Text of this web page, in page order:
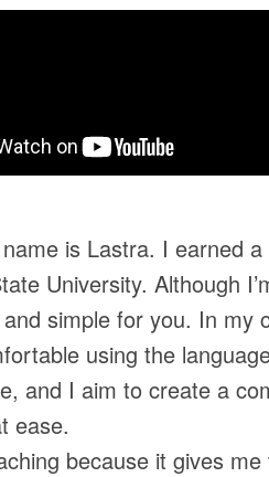
is Lastra. I earned
University. Although
simple for you. In my
using the
and I aim to create a
ease.
because it gives